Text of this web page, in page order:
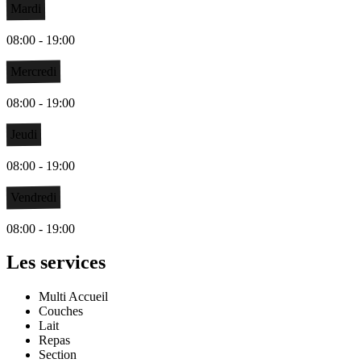
Mardi
08:00 - 19:00
Mercredi
08:00 - 19:00
Jeudi
08:00 - 19:00
Vendredi
08:00 - 19:00
Les services
Multi Accueil
Couches
Lait
Repas
Section